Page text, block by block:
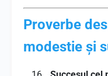
Proverbe
modestie și